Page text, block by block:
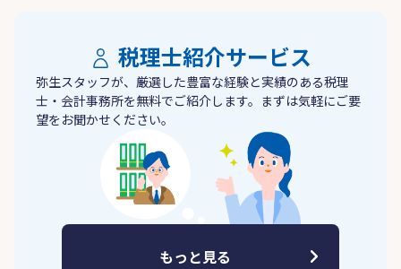
税理士紹介サービス
弥生スタッフが、厳選した豊富な経験と実績のある税理
士・会計事務所を無料でご紹介します。まずは気軽にご要
望をお聞かせください。
もっと見る